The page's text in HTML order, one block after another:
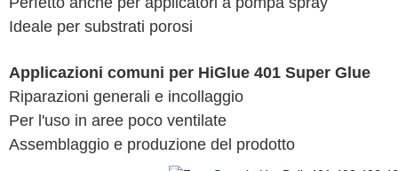
Ideale per substrati porosi
Applicazioni comuni per HiGlue 401 Super Glue
Riparazioni generali e incollaggio
Per l'uso in aree poco ventilate
Assemblaggio e produzione del prodotto